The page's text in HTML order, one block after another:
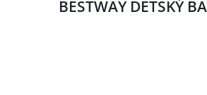
BESTWAY DETSKÝ